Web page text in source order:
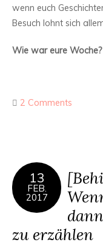
wenn euch
Besuch lohnt sich
Wie war eure
2 Comments
13
FEB.
2017
zu erzählen